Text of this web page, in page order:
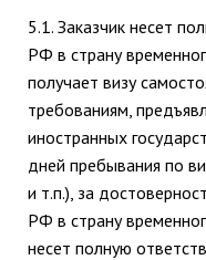
5.1. Заказчик несет
РФ в страну
получает визу
требованиям,
иностранных
дней пребывания по
и т.п.), за
РФ в страну
несет полную